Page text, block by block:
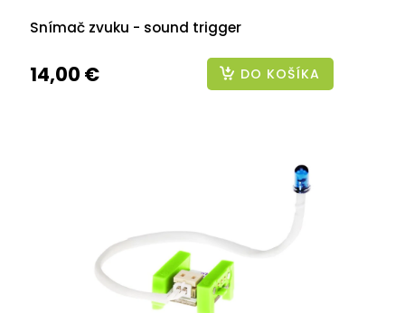
Snímač zvuku - sound trigger
14,00 € DO KOŠÍKA